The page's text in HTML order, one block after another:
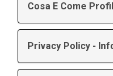
Cosa E Come
Privacy Policy -